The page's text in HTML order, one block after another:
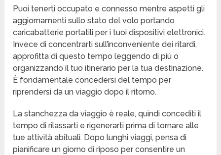
Puoi tenerti occupato e connesso mentre aspetti gli
aggiornamenti sullo stato del volo portando
caricabatterie portatili per i tuoi dispositivi elettronici.
Invece di concentrarti sull’inconveniente dei ritardi,
approfitta di questo tempo leggendo di più o
organizzando il tuo itinerario per la tua destinazione.
È fondamentale concedersi del tempo per
riprendersi da un viaggio dopo il ritorno.
La stanchezza da viaggio è reale, quindi concediti il
tempo di rilassarti e rigenerarti prima di tornare alle
tue attività abituali. Dopo lunghi viaggi, pensa di
pianificare un giorno di riposo per consentire un